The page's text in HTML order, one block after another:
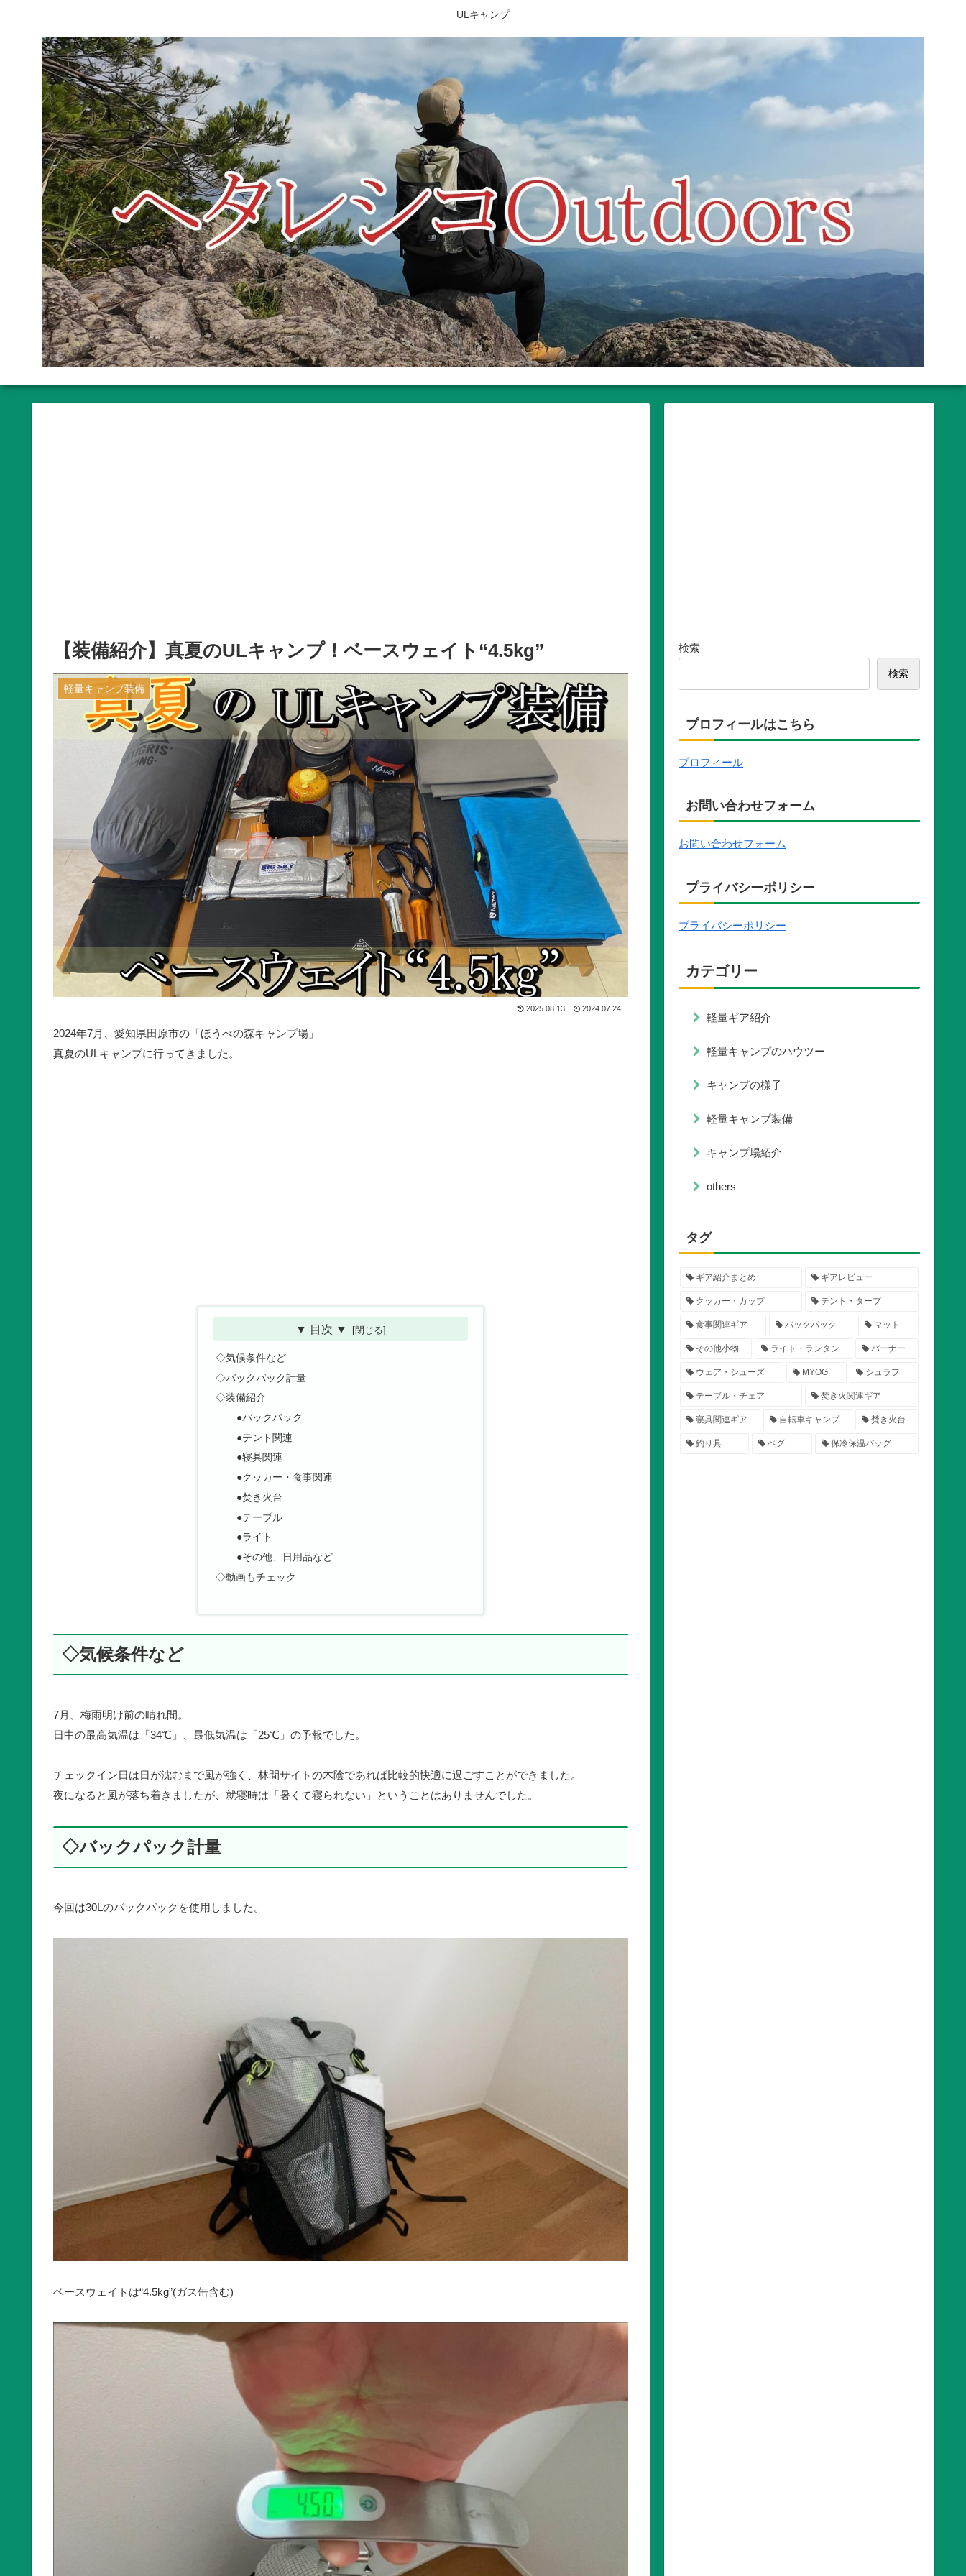
ULキャンプ
【装備紹介】真夏のULキャンプ！ベースウェイト“4.5kg”
軽量キャンプ装備
2025.08.13 2024.07.24
2024年7月、愛知県田原市の「ほうべの森キャンプ場」
真夏のULキャンプに行ってきました。
▼ 目次 ▼
◇気候条件など
◇バックパック計量
◇装備紹介
●バックパック
●テント関連
●寝具関連
●クッカー・食事関連
●焚き火台
●テーブル
●ライト
●その他、日用品など
◇動画もチェック
◇気候条件など
7月、梅雨明け前の晴れ間。
日中の最高気温は「34℃」、最低気温は「25℃」の予報でした。
チェックイン日は日が沈むまで風が強く、林間サイトの木陰であれば比較的快適に過ごすことができました。
夜になると風が落ち着きましたが、就寝時は「暑くて寝られない」ということはありませんでした。
◇バックパック計量
今回は30Lのバックパックを使用しました。
ベースウェイトは“4.5kg”(ガス缶含む)
検索
検索
プロフィールはこちら
プロフィール
お問い合わせフォーム
お問い合わせフォーム
プライバシーポリシー
プライバシーポリシー
カテゴリー
軽量ギア紹介
軽量キャンプのハウツー
キャンプの様子
軽量キャンプ装備
キャンプ場紹介
others
タグ
ギア紹介まとめ ギアレビュー
クッカー・カップ テント・タープ
食事関連ギア バックパック マット
その他小物 ライト・ランタン バーナー
ウェア・シューズ MYOG シュラフ
テーブル・チェア 焚き火関連ギア
寝具関連ギア 自転車キャンプ 焚き火台
釣り具 ペグ 保冷保温バッグ